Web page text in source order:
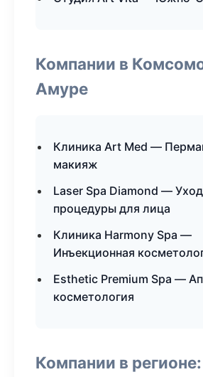
Компании в
Амуре
Клиника Art Med —
макияж
Laser Spa Diamond —
процедуры для лица
Клиника Harmony Spa —
Инъекционная
Esthetic Premium Spa —
косметология
Компании в регионе: